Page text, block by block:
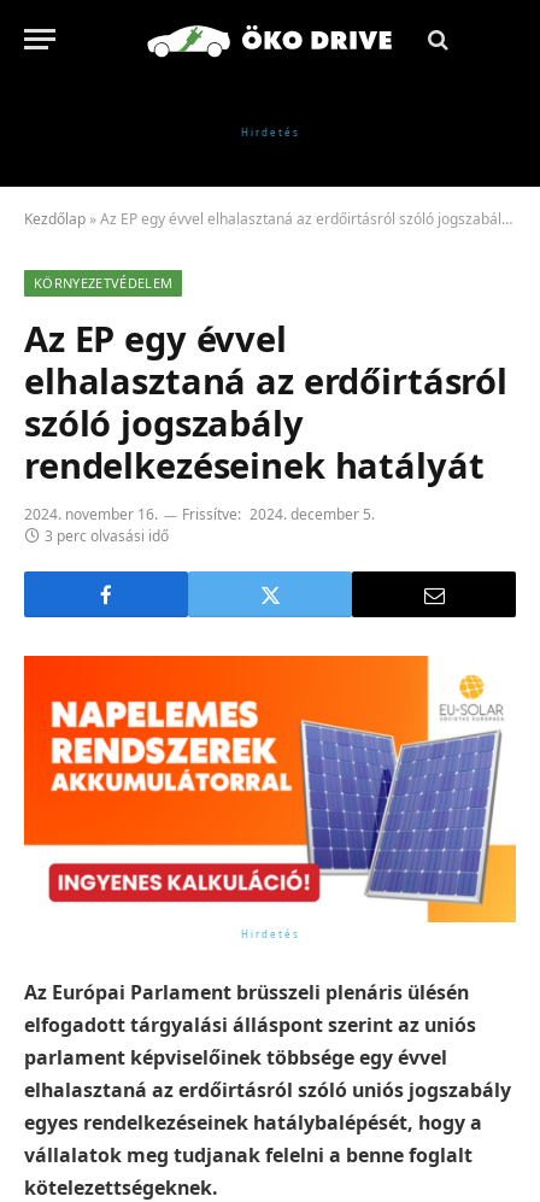
Kezdőlap »Az EP egy évvel elhalasztaná az erdőirtásról szóló jogszabály rendelkezéseinek hatályát
KÖRNYEZETVÉDELEM
Az EP egy évvel
elhalasztaná az erdőirtásról
szóló jogszabály
rendelkezéseinek hatályát
2024. november 16. Frissítve: 2024. december 5.
3 perc olvasási idő
Az Európai Parlament brüsszeli plenáris ülésén
elfogadott tárgyalási álláspont szerint az uniós
parlament képviselőinek többsége egy évvel
elhalasztaná az erdőirtásról szóló uniós jogszabály
egyes rendelkezéseinek hatálybalépését, hogy a
vállalatok meg tudjanak felelni a benne foglalt
kötelezettségeknek.